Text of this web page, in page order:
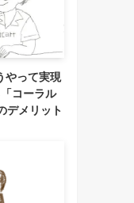
やって実現
コーラル
デメリット